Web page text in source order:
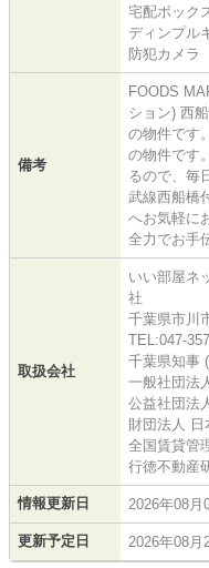
宅配ボック
ディンプル
防犯カメラ
備考
FOODS
ション) 西
の物件です
の物件です
るので、毎
武線西船橋
へお気軽に
全力でお手
取扱会社
いい部屋ネ
社
千葉県市川
TEL:047-
千葉県知事
一般社団法
公益社団法
財団法人
全国賃貸管
行徳不動産
情報更新日 2026年08月
更新予定日 2026年08月